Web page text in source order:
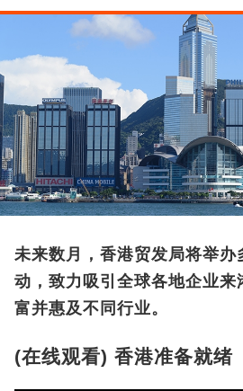
未来数月，香港贸发局将举办
动，致力吸引全球各地企业来
富并惠及不同行业。
(在线观看) 香港准备就绪